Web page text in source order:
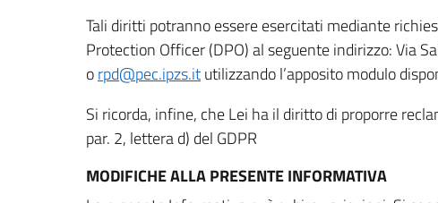
Tali diritti potranno essere esercitati mediante
Protection Officer (DPO) al seguente indirizzo: Via
orpd@pec.ipzs.itutilizzando l’apposito modulo
Si ricorda, infine, che Lei ha il diritto di proporre
par. 2, lettera d) del GDPR
MODIFICHE ALLA PRESENTE INFORMATIVA